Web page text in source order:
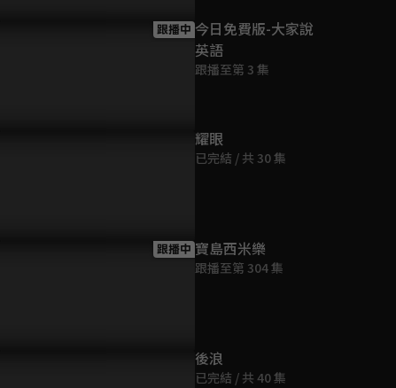
跟播中 今日免費版-大家說
英語
跟播至第 3 集
耀眼
已完結 / 共 30 集
跟播中 寶島西米樂
跟播至第 304 集
後浪
已完結 / 共 40 集